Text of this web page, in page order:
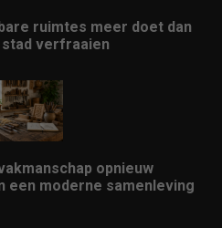
ruimtes meer doet dan
verfraaien
opnieuw
een moderne samenleving